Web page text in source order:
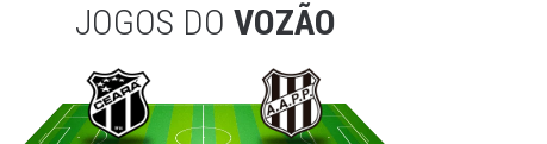
JOGOS DO VOZÃO